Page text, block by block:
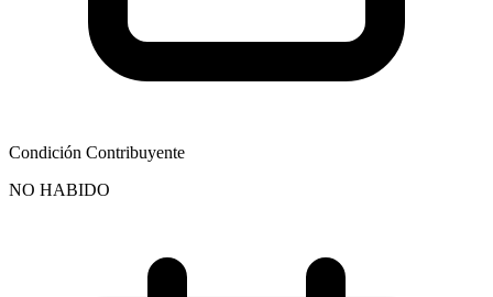
Condición Contribuyente
NO HABIDO